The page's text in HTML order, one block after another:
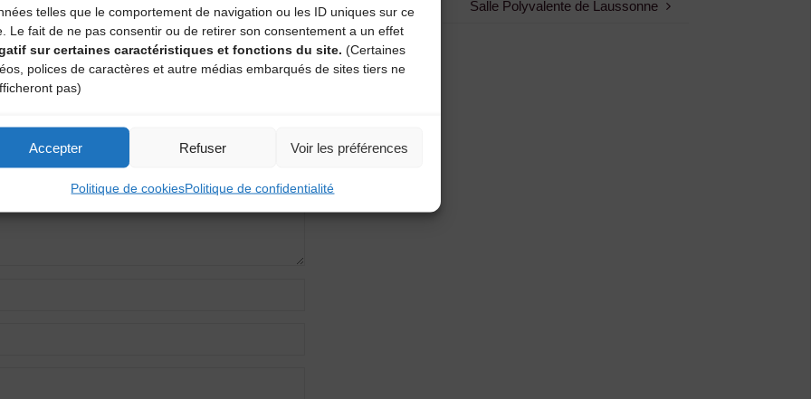
telles que le comportement de navigation ou les ID uniques sur ce
Le fait de ne pas consentir ou de retirer son consentement a un effet
sur certaines caractéristiques et fonctions du site. (Certaines
polices de caractères et autre médias embarqués de sites tiers ne
pas)
Accepter Refuser Voir les préférences
Politique de cookiesPolitique de confidentialité
Salle Polyvalente de Laussonne
obligatoires sont indiqués avec